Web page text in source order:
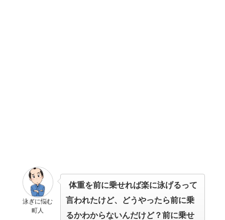
泳ぎに悩む
町人
体重を前に乗せれば楽に泳げるって
言われたけど、どうやったら前に乗
るかわからないんだけど？前に乗せ